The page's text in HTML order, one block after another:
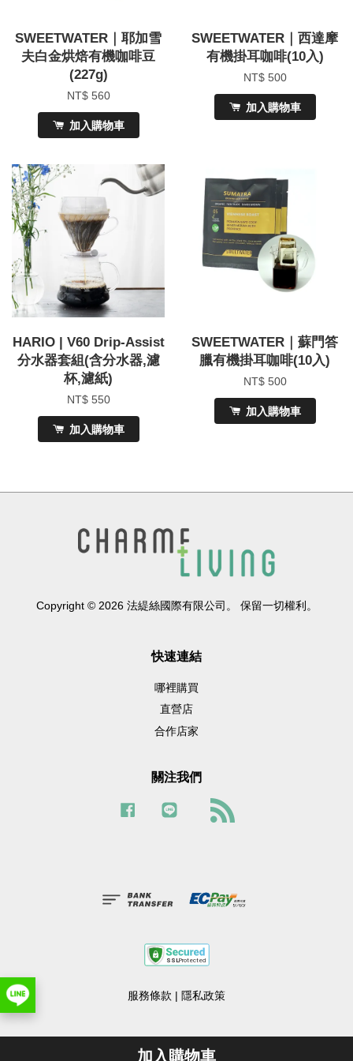
加入購物車
SWEETWATER｜耶加雪
夫白金烘焙有機咖啡豆
(227g)
NT$ 560
加入購物車
SWEETWATER｜西達摩
有機掛耳咖啡(10入)
NT$ 500
加入購物車
HARIO | V60 Drip-Assist
分水器套組(含分水器,濾
杯,濾紙)
NT$ 550
加入購物車
SWEETWATER｜蘇門答
臘有機掛耳咖啡(10入)
NT$ 500
加入購物車
Copyright © 2026 法緹絲國際有限公司。 保留一切權利。
快速連結
哪裡購買
直營店
合作店家
關注我們
Facebook
服務條款 | 隱私政策